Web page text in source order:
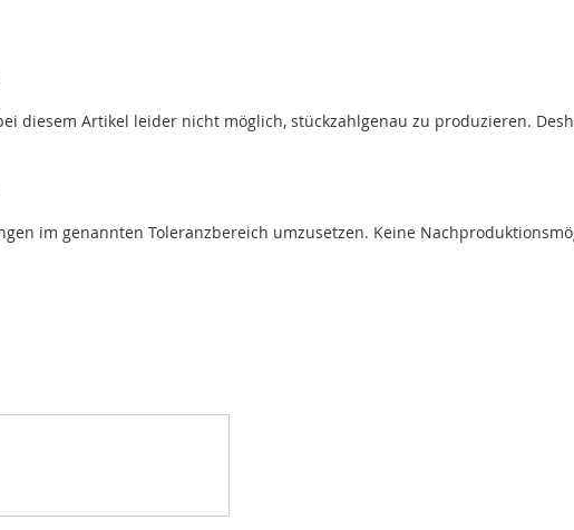
diesem Artikel leider nicht möglich, stückzahlgenau zu produzieren.
im genannten Toleranzbereich umzusetzen. Keine